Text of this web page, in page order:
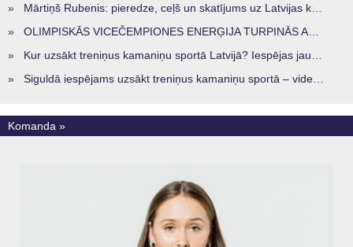
» Mārtiņš Rubenis: pieredze, ceļš un skatījums uz Latvijas kamaniņu sportu
» OLIMPISKĀS VICEČEMPIONES ENERĢIJA TURPINĀS ARĪ STARPSEZONĀ
» Kur uzsākt treniņus kamaniņu sportā Latvijā? Iespējas jaunajiem sportistiem visos reģionos
» Siguldā iespējams uzsākt treniņus kamaniņu sportā – vide, kur veidojas nākamā sportistu paaudze
Komanda »